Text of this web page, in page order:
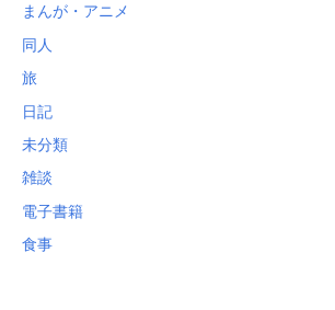
まんが・アニメ
同人
旅
日記
未分類
雑談
電子書籍
食事